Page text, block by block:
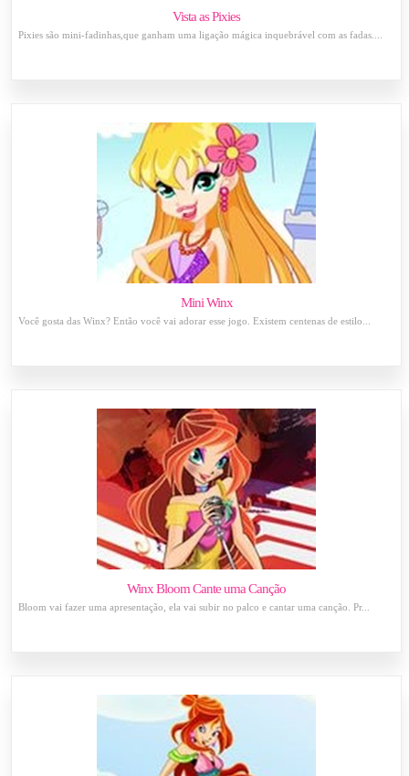
Vista as Pixies
Pixies são mini-fadinhas,que ganham uma ligação mágica inquebrável com as fadas....
Mini Winx
Você gosta das Winx? Então você vai adorar esse jogo. Existem centenas de estilo...
Winx Bloom Cante uma Canção
Bloom vai fazer uma apresentação, ela vai subir no palco e cantar uma canção. Pr...